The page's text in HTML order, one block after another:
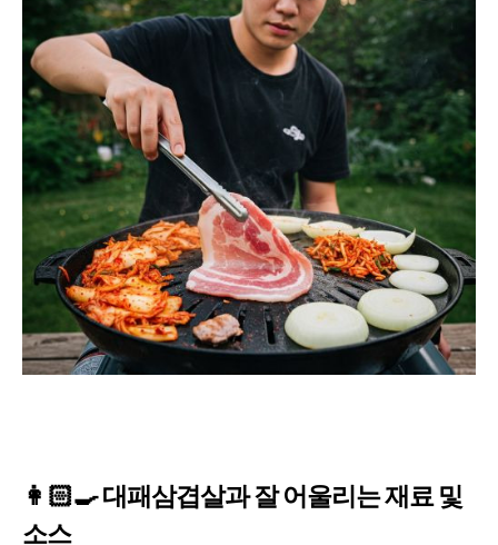
👩🏻‍🍳 대패삼겹살과 잘 어울리는 재료 및
소스